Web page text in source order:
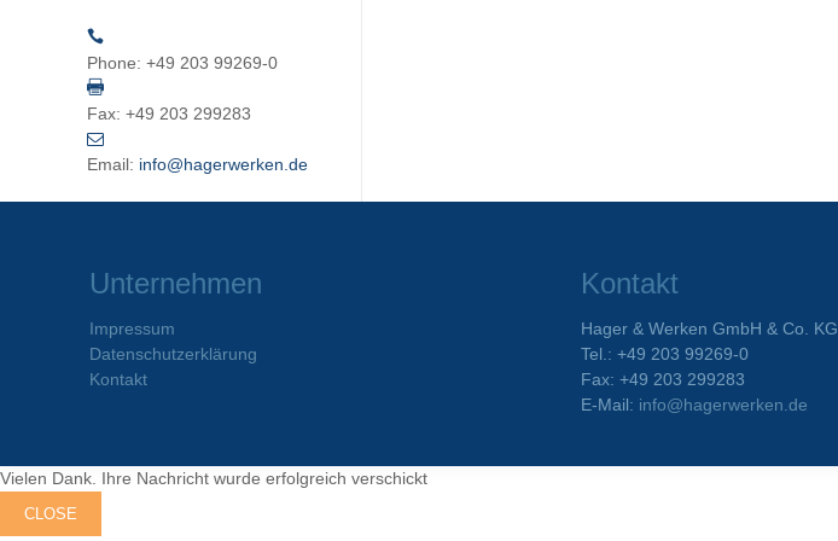
Phone: +49 203 99269-0
Fax: +49 203 299283
Email: info@hagerwerken.de
Unternehmen
Impressum
Datenschutzerklärung
Kontakt
Kontakt
Hager & Werken GmbH & Co. KG
Tel.: +49 203 99269-0
Fax: +49 203 299283
E-Mail: info@hagerwerken.de
Vielen Dank. Ihre Nachricht wurde erfolgreich verschickt
CLOSE